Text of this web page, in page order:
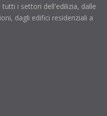
i settori dell'edilizia, dalle
dagli edifici residenziali a